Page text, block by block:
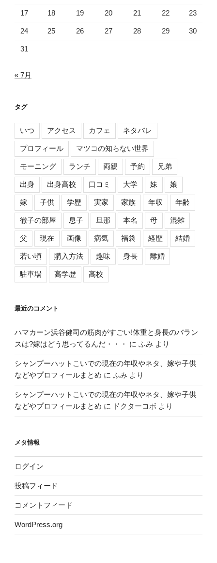
17 18 19 20 21 22 23
24 25 26 27 28 29 30
31
« 7月
タグ
いつ アクセス カフェ ネタバレ
プロフィール マツコの知らない世界
モーニング ランチ 両親 予約 兄弟
出身 出身高校 口コミ 大学 妹 娘
嫁 子供 学歴 実家 家族 年収 年齢
徹子の部屋 息子 旦那 本名 母 混雑
父 現在 画像 病気 福袋 経歴 結婚
若い頃 購入方法 趣味 身長 離婚
駐車場 高学歴 高校
最近のコメント
ハマカーン浜谷健司の筋肉がすごい!体重と身長のバラン
スは?嫁はどう思ってるんだ・・・
に ふみ より
シャンプーハットこいでの現在の年収やネタ、嫁や子供
などやプロフィールまとめ に ふみ より
シャンプーハットこいでの現在の年収やネタ、嫁や子供
などやプロフィールまとめ に ドクターコボ より
メタ情報
ログイン
投稿フィード
コメントフィード
WordPress.org